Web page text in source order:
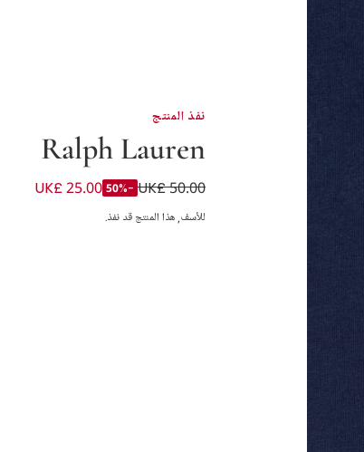
نفذ المنتج
Ralph Lauren
تيشيرت قطن جيرسي لون كحلي للأولاد
UK£ 50.00
-50%
UK£ 25.00
للأسف, هذا المنتج قد نفذ.